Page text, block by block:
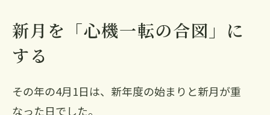
新月を「心機一転の合図」に
する
その年の4月1日は、新年度の始まりと新月が重
なった日でした。